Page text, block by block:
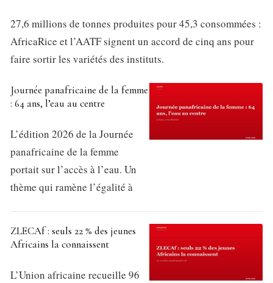
27,6 millions de tonnes produites pour 45,3 consommées :
AfricaRice et l’AATF signent un accord de cinq ans pour
faire sortir les variétés des instituts.
Journée panafricaine de la femme
: 64 ans, l’eau au centre
L’édition 2026 de la Journée
panafricaine de la femme
portait sur l’accès à l’eau. Un
thème qui ramène l’égalité à
ZLECAf : seuls 22 % des jeunes
Africains la connaissent
L’Union africaine recueille 96